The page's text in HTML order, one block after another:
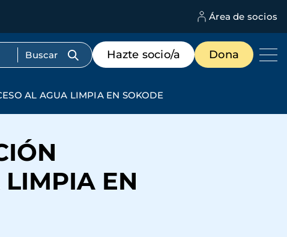
Área de socios
Menú
de
destacados
Hazte socio/a Dona
AL AGUA LIMPIA EN SOKODE
EN